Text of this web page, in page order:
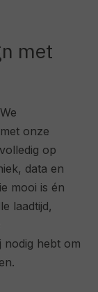
met
onze
op
data en
mooi is én
laadtijd,
nodig hebt om